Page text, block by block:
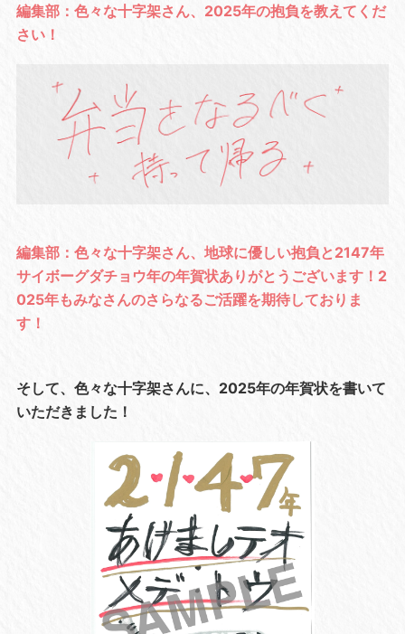
編集部：色々な十字架さん、2025年の抱負を教えてくだ
さい！
編集部：色々な十字架さん、地球に優しい抱負と2147年
サイボーグダチョウ年の年賀状ありがとうございます！2
025年もみなさんのさらなるご活躍を期待しておりま
す！
そして、色々な十字架さんに、2025年の年賀状を書いて
いただきました！